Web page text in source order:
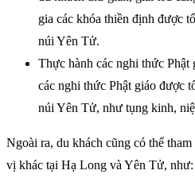
gia các khóa thiền định được
núi Yên Tử.
Thực hành các nghi thức Phật
các nghi thức Phật giáo được
núi Yên Tử, như tụng kinh,
Ngoài ra, du khách cũng có thể
vị khác tại Hạ Long và Yên Tử, như: